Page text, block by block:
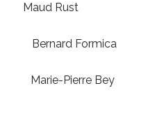
Rust
Bernard Formica
Pierre Bey